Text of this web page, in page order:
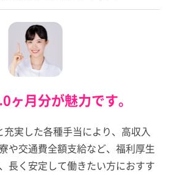
ヶ月分が魅力です。
実した各種手当により、高収入
や交通費全額支給など、福利厚生
長く安定して働きたい方におすす